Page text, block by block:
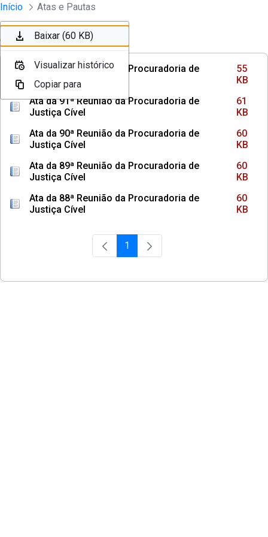
Pular para o Conteúdo principal
Instrumentos Jurídicos
Início Atas e Pautas
Ordenar Filtro
Ata da 92ª Reunião da Procuradoria de
Justiça Cível
55
KB
Ata da 91ª Reunião da Procuradoria de
Justiça Cível
61
KB
Ata da 90ª Reunião da Procuradoria de
Justiça Cível
60
KB
Ata da 89ª Reunião da Procuradoria de
Justiça Cível
60
KB
Ata da 88ª Reunião da Procuradoria de
Justiça Cível
60
KB
Página
1
Baixar (55 KB)
Visualizar histórico
Copiar para
Baixar (61 KB)
Visualizar histórico
Copiar para
Baixar (60 KB)
Visualizar histórico
Copiar para